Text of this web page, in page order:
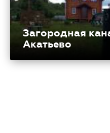
Загородная
Акатьево